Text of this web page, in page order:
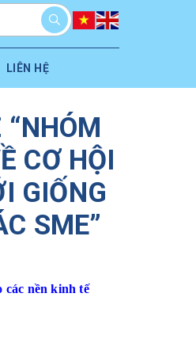
LIÊN HỆ
CƠ HỘI
GIỐNG
SME”
các nền kinh tế